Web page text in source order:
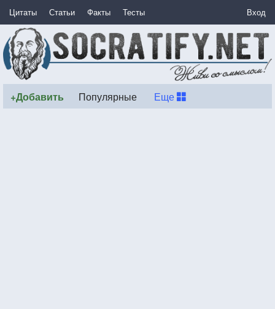
Цитаты Статьи Факты Тесты Вход
+Добавить Популярные Еще